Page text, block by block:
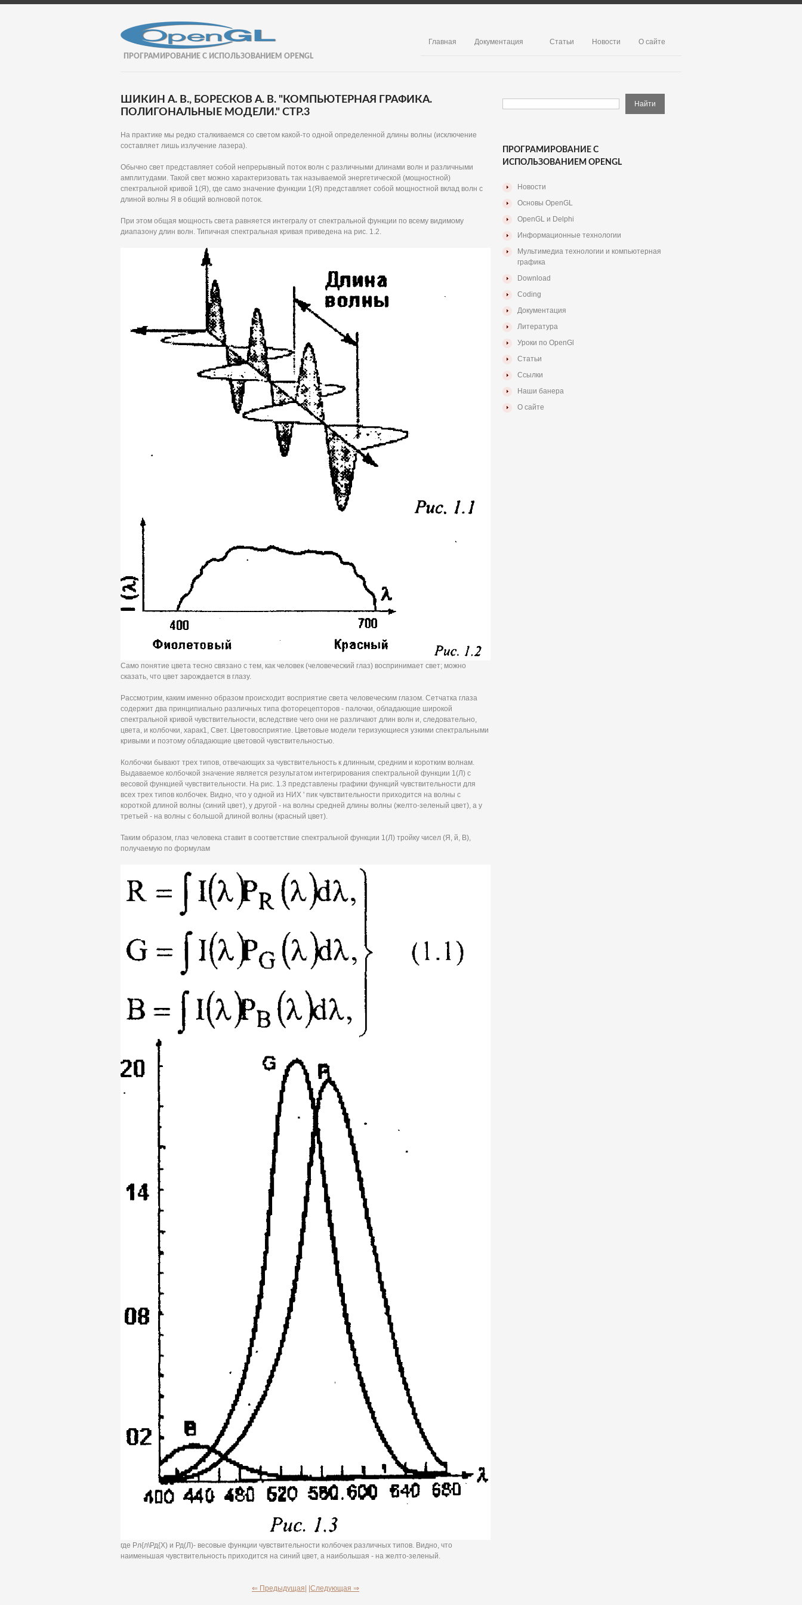
ПРОГРАМИРОВАНИЕ С ИСПОЛЬЗОВАНИЕМ OPENGL
Главная Документация Статьи Новости О сайте
ШИКИН А. В., БОРЕСКОВ А. В. "КОМПЬЮТЕРНАЯ ГРАФИКА.
ПОЛИГОНАЛЬНЫЕ МОДЕЛИ." СТР.3
На практике мы редко сталкиваемся со светом какой-то одной определенной длины волны (исключение
составляет лишь излучение лазера).
Обычно свет представляет собой непрерывный поток волн с различными длинами волн и различными
амплитудами. Такой свет можно характеризовать так называемой энергетической (мощностной)
спектральной кривой 1(Я), где само значение функции 1(Я) представляет собой мощностной вклад волн с
длиной волны Я в общий волновой поток.
При этом общая мощность света равняется интегралу от спектральной функции по всему видимому
диапазону длин волн. Типичная спектральная кривая приведена на рис. 1.2.
Само понятие цвета тесно связано с тем, как человек (человеческий глаз) воспринимает свет; можно
сказать, что цвет зарождается в глазу.
Рассмотрим, каким именно образом происходит восприятие света человеческим глазом. Сетчатка глаза
содержит два принципиально различных типа фоторецепторов - палочки, обладающие широкой
спектральной кривой чувствительности, вследствие чего они не различают длин волн и, следовательно,
цвета, и колбочки, харак1, Свет. Цветовосприятие. Цветовые модели теризующиеся узкими спектральными
кривыми и поэтому обладающие цветовой чувствительностью.
Колбочки бывают трех типов, отвечающих за чувствительность к длинным, средним и коротким волнам.
Выдаваемое колбочкой значение является результатом интегрирования спектральной функции 1(Л) с
весовой функцией чувствительности. На рис. 1.3 представлены графики функций чувствительности для
всех трех типов колбочек. Видно, что у одной из НИХ ' пик чувствительности приходится на волны с
короткой длиной волны (синий цвет), у другой - на волны средней длины волны (желто-зеленый цвет), а у
третьей - на волны с большой длиной волны (красный цвет).
Таким образом, глаз человека ставит в соответствие спектральной функции 1(Л) тройку чисел (Я, й, В),
получаемую по формулам
где Рл{л\Рд{Х) и Рд(Л)- весовые функции чувствительности колбочек различных типов. Видно, что
наименьшая чувствительность приходится на синий цвет, а наибольшая - на желто-зеленый.
⇐ Предыдущая| |Следующая ⇒
ПРОГРАМИРОВАНИЕ С
ИСПОЛЬЗОВАНИЕМ OPENGL
Новости
Основы OpenGL
OpenGL и Delphi
Информационные технологии
Мультимедиа технологии и компьютерная
графика
Download
Coding
Документация
Литература
Уроки по OpenGl
Статьи
Ссылки
Наши банера
О сайте